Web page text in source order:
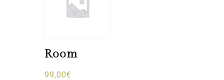
Room
99,00€